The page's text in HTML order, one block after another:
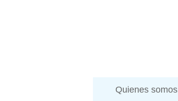
Quienes somos